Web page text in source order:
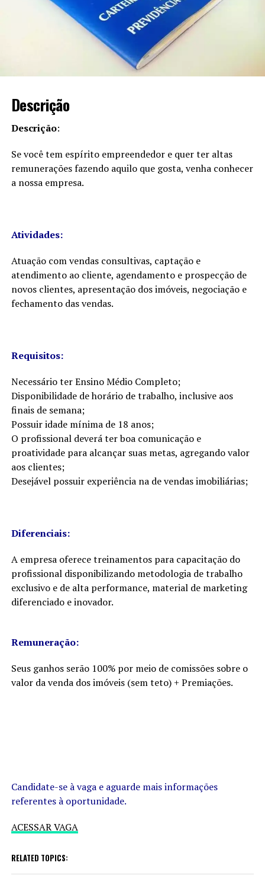
Descrição
Descrição:
Se você tem espírito empreendedor e quer ter altas
remunerações fazendo aquilo que gosta, venha conhecer
a nossa empresa.
Atividades:
Atuação com vendas consultivas, captação e
atendimento ao cliente, agendamento e prospecção de
novos clientes, apresentação dos imóveis, negociação e
fechamento das vendas.
Requisitos:
Necessário ter Ensino Médio Completo;
Disponibilidade de horário de trabalho, inclusive aos
finais de semana;
Possuir idade mínima de 18 anos;
O profissional deverá ter boa comunicação e
proatividade para alcançar suas metas, agregando valor
aos clientes;
Desejável possuir experiência na de vendas imobiliárias;
Diferenciais:
A empresa oferece treinamentos para capacitação do
profissional disponibilizando metodologia de trabalho
exclusivo e de alta performance, material de marketing
diferenciado e inovador.
Remuneração:
Seus ganhos serão 100% por meio de comissões sobre o
valor da venda dos imóveis (sem teto) + Premiações.
Candidate-se à vaga e aguarde mais informações
referentes à oportunidade.
ACESSAR VAGA
RELATED TOPICS: